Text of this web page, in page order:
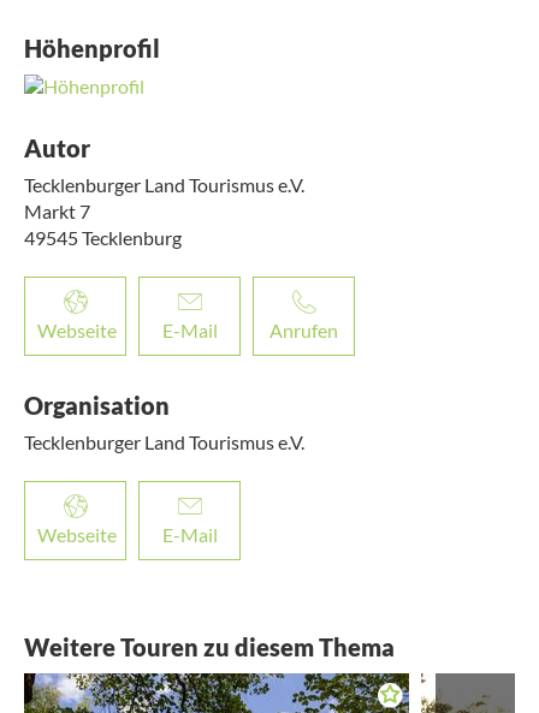
Höhenprofil
Autor
Tecklenburger Land Tourismus e.V.
Markt 7
49545Tecklenburg
Webseite E-Mail Anrufen
Organisation
Tecklenburger Land Tourismus e.V.
Webseite E-Mail
Weitere Touren zu diesem Thema